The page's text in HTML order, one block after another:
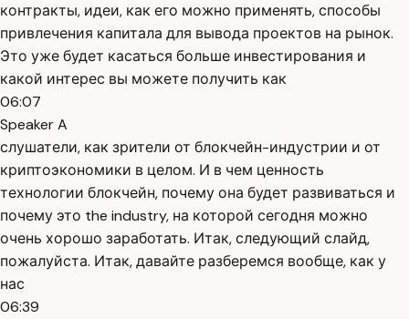
контракты, идеи, как его можно применять, способы
привлечения капитала для вывода проектов на рынок.
Это уже будет касаться больше инвестирования и
какой интерес вы можете получить как
06:07
Speaker A
слушатели, как зрители от блокчейн-индустрии и от
криптоэкономики в целом. И в чем ценность
технологии блокчейн, почему она будет развиваться и
почему это the industry, на которой сегодня можно
очень хорошо заработать. Итак, следующий слайд,
пожалуйста. Итак, давайте разберемся вообще, как у
нас
06:39